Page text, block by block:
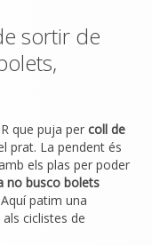
sortir de
que puja per coll de
prat. La pendent és
els plas per poder
no busco bolets
patim una
ciclistes de